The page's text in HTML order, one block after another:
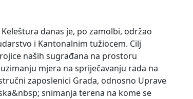
danas je, po zamolbi, održao
i Kantonalnim tužiocem. Cilj
naših sugrađana na prostoru
mjera na spriječavanju rada na
zaposlenici Grada, odnosno Uprave
snimanja terena na kome se